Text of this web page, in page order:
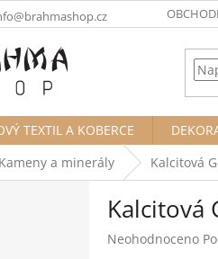
TEXTIL A KOBERCE
Kameny a minerály Kalcitová
Kalcitová
Průměrné
Neohodnoceno